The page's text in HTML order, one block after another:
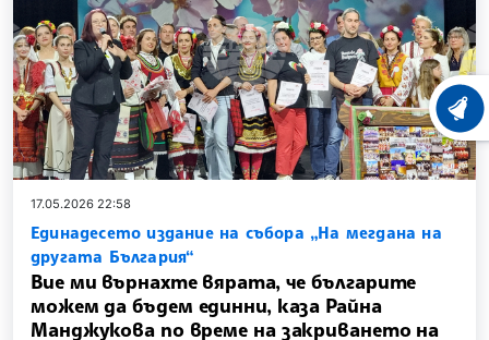
17.05.2026 22:58
Единадесето издание на събора „На мегдана на
другата България“
Вие ми върнахте вярата, че българите
можем да бъдем единни, каза Райна
Манджукова по време на закриването на